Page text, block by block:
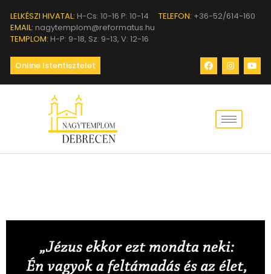
LELKÉSZI HIVATAL: H-Cs: 10-16 P: 10-14 TELEFON: +36-52/614-160
EMAIL: nagytemplom@reformatus.hu
TEMPLOM: H-P: 9-18, Sz: 9-13, V: 12-16
Online Istentisztelet